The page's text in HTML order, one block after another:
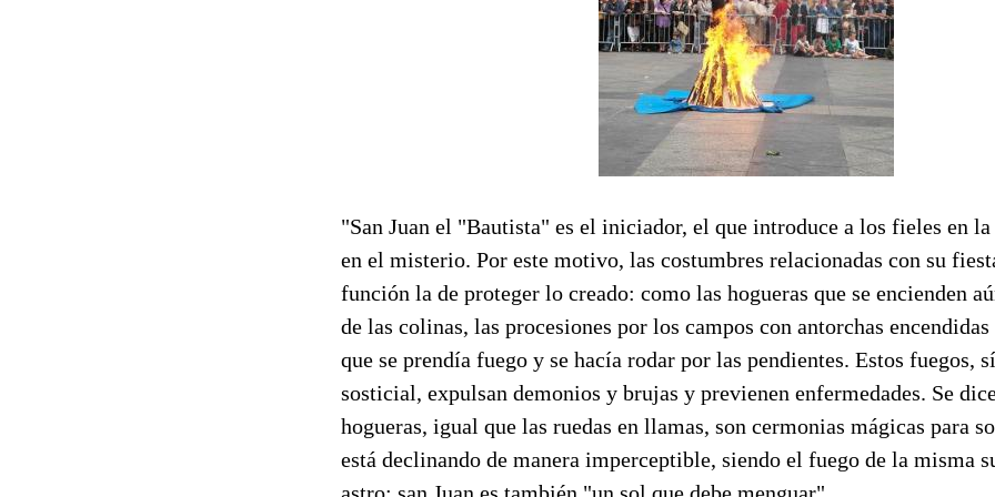
"San Juan el "Bautista" es el iniciador, el que introduce a los fieles en
en el misterio. Por este motivo, las costumbres relacionadas con su
función la de proteger lo creado: como las hogueras que se encienden
de las colinas, las procesiones por los campos con antorchas
que se prendía fuego y se hacía rodar por las pendientes. Estos fuegos,
sosticial, expulsan demonios y brujas y previenen enfermedades. Se
hogueras, igual que las ruedas en llamas, son cermonias mágicas para
está declinando de manera imperceptible, siendo el fuego de la misma